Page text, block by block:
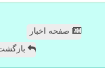
صفحه اخبار